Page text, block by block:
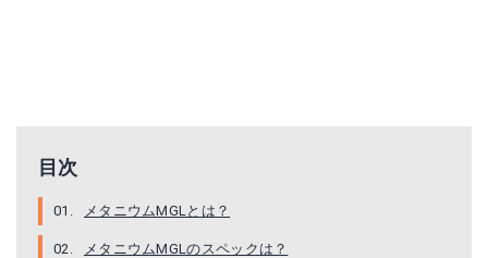
目次
メタニウムMGLとは？
メタニウムMGLのスペックは？